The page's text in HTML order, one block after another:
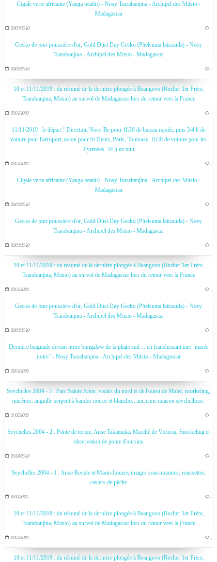
Cigale verte africaine (Yanga heathi) - Nosy Tsarabanjina - Archipel des Mitsio -
Madagascar
26/02/2020 …
Gecko de jour poussière d'or, Gold Dust Day Gecko (Phelsuma laticauda) - Nosy
Tsarabanjina - Archipel des Mitsio - Madagascar
26/02/2020 …
10 et 11/11/2019 : du résumé de la dernière plongée à Beangovo (Rocher 1er Frère,
Tsarabanjina, Mitsio) au survol de Madagascar lors du retour vers la France
27/02/2020 …
11/11/2019 : le départ ! Direction Nosy Be pour 1h30 de bateau rapide, puis 3/4 h de
voiture pour l'aéroport, avion pour St Denis, Paris, Toulouse, 1h30 de voiture pour les
Pyrénées. 34 h en tout
27/02/2020 …
Cigale verte africaine (Yanga heathi) - Nosy Tsarabanjina - Archipel des Mitsio -
Madagascar
26/02/2020 …
Gecko de jour poussière d'or, Gold Dust Day Gecko (Phelsuma laticauda) - Nosy
Tsarabanjina - Archipel des Mitsio - Madagascar
26/02/2020 …
10 et 11/11/2019 : du résumé de la dernière plongée à Beangovo (Rocher 1er Frère,
Tsarabanjina, Mitsio) au survol de Madagascar lors du retour vers la France
27/02/2020 …
Gecko de jour poussière d'or, Gold Dust Day Gecko (Phelsuma laticauda) - Nosy
Tsarabanjina - Archipel des Mitsio - Madagascar
26/02/2020 …
Dernière baignade devant notre bungalow de la plage sud ... en franchissant une "marée
noire" - Nosy Tsarabanjina - Archipel des Mitsio - Madagascar
25/02/2020 …
Seychelles 2004 - 3 : Parc Sainte Anne, visites du nord et de l'ouest de Mahé, snorkeling,
murènes, anguille serpent à bandes noires et blanches, ancienne maison seychelloise.
24/05/2020 …
Seychelles 2004 - 2 : Ponte de tortue, Anse Takamaka, Marché de Victoria, Snorkeling et
observation de ponte d'oursins
20/05/2020 …
Seychelles 2004 - 1 : Anse Royale et Marie-Louise, images sous-marines, roussettes,
casiers de pêche
17/05/2020 …
10 et 11/11/2019 : du résumé de la dernière plongée à Beangovo (Rocher 1er Frère,
Tsarabanjina, Mitsio) au survol de Madagascar lors du retour vers la France
27/02/2020 …
10 et 11/11/2019 : du résumé de la dernière plongée à Beangovo (Rocher 1er Frère,